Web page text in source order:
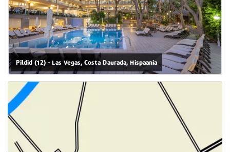
Pildid (12) - Las Vegas, Costa Daurada, Hispaania